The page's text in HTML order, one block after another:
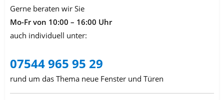
Gerne beraten wir Sie
Mo-Fr von 10:00 – 16:00 Uhr
auch individuell unter:
07544 965 95 29
rund um das Thema neue Fenster und Türen